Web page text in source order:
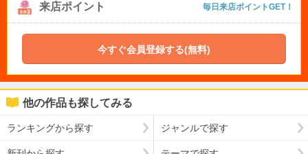
来店ポイント 毎日来店ポイントGET！
今すぐ会員登録する(無料)
他の作品も探してみる
ランキングから探す ジャンルで探す